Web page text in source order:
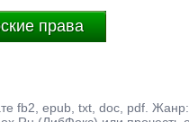
права
fb2, epub, txt, doc, pdf.